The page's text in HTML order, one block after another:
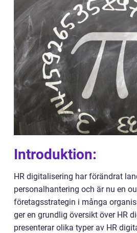
Introduktion:
HR digitalisering har förändrat
personalhantering och är nu en
företagsstrategin i många
ger en grundlig översikt över HR
presenterar olika typer av HR